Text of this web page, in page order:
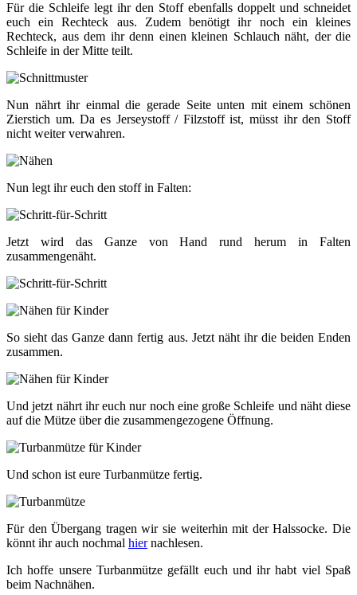
Für die Schleife legt ihr den Stoff ebenfalls doppelt und schneidet
euch ein Rechteck aus. Zudem benötigt ihr noch ein kleines
Rechteck, aus dem ihr denn einen kleinen Schlauch näht, der die
Schleife in der Mitte teilt.
Nun nährt ihr einmal die gerade Seite unten mit einem schönen
Zierstich um. Da es Jerseystoff / Filzstoff ist, müsst ihr den Stoff
nicht weiter verwahren.
Nun legt ihr euch den stoff in Falten:
Jetzt wird das Ganze von Hand rund herum in Falten
zusammengenäht.
So sieht das Ganze dann fertig aus. Jetzt näht ihr die beiden Enden
zusammen.
Und jetzt nährt ihr euch nur noch eine große Schleife und näht diese
auf die Mütze über die zusammengezogene Öffnung.
Und schon ist eure Turbanmütze fertig.
Für den Übergang tragen wir sie weiterhin mit der Halssocke. Die
könnt ihr auch nochmal hiernachlesen.
Ich hoffe unsere Turbanmütze gefällt euch und ihr habt viel Spaß
beim Nachnähen.